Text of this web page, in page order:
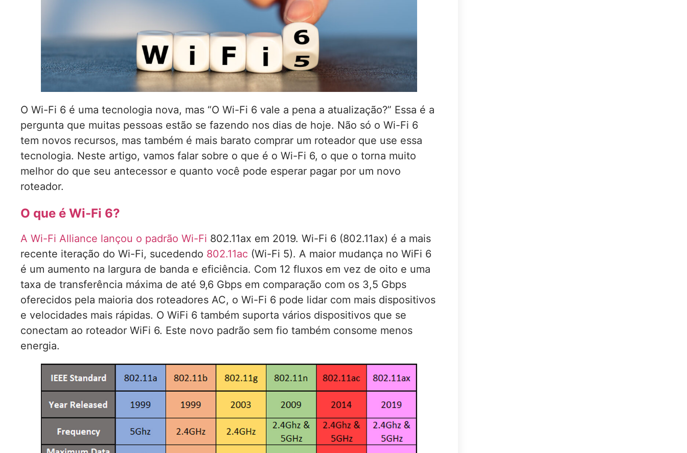
O Wi-Fi 6 é uma tecnologia nova, mas “O Wi-Fi 6 vale a pena a atualização?” Essa é a
pergunta que muitas pessoas estão se fazendo nos dias de hoje. Não só o Wi-Fi 6
tem novos recursos, mas também é mais barato comprar um roteador que use essa
tecnologia. Neste artigo, vamos falar sobre o que é o Wi-Fi 6, o que o torna muito
melhor do que seu antecessor e quanto você pode esperar pagar por um novo
roteador.
O que é Wi-Fi 6?
A Wi-Fi Alliance lançou o padrão Wi-Fi 802.11ax em 2019. Wi-Fi 6 (802.11ax) é a mais
recente iteração do Wi-Fi, sucedendo 802.11ac (Wi-Fi 5). A maior mudança no WiFi 6
é um aumento na largura de banda e eficiência. Com 12 fluxos em vez de oito e uma
taxa de transferência máxima de até 9,6 Gbps em comparação com os 3,5 Gbps
oferecidos pela maioria dos roteadores AC, o Wi-Fi 6 pode lidar com mais dispositivos
e velocidades mais rápidas. O WiFi 6 também suporta vários dispositivos que se
conectam ao roteador WiFi 6. Este novo padrão sem fio também consome menos
energia.